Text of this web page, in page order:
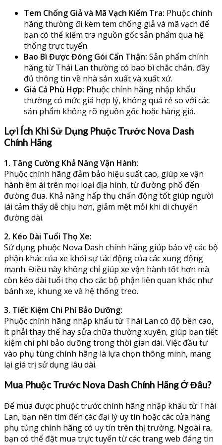
Tem Chống Giả và Mã Vạch Kiểm Tra: Phuộc chính
hãng thường đi kèm tem chống giả và mã vạch để
bạn có thể kiểm tra nguồn gốc sản phẩm qua hệ
thống trực tuyến.
Bao Bì Được Đóng Gói Cẩn Thận: Sản phẩm chính
hãng từ Thái Lan thường có bao bì chắc chắn, đầy
đủ thông tin về nhà sản xuất và xuất xứ.
Giá Cả Phù Hợp: Phuộc chính hãng nhập khẩu
thường có mức giá hợp lý, không quá rẻ so với các
sản phẩm không rõ nguồn gốc hoặc hàng giả.
Lợi Ích Khi Sử Dụng Phuộc Trước Nova Dash
Chính Hãng
1. Tăng Cường Khả Năng Vận Hành:
Phuộc chính hãng đảm bảo hiệu suất cao, giúp xe vận
hành êm ái trên mọi loại địa hình, từ đường phố đến
đường đua. Khả năng hấp thụ chấn động tốt giúp người
lái cảm thấy dễ chịu hơn, giảm mệt mỏi khi di chuyển
đường dài.
2. Kéo Dài Tuổi Thọ Xe:
Sử dụng phuộc Nova Dash chính hãng giúp bảo vệ các bộ
phận khác của xe khỏi sự tác động của các xung động
mạnh. Điều này không chỉ giúp xe vận hành tốt hơn mà
còn kéo dài tuổi thọ cho các bộ phận liên quan khác như
bánh xe, khung xe và hệ thống treo.
3. Tiết Kiệm Chi Phí Bảo Dưỡng:
Phuộc chính hãng nhập khẩu từ Thái Lan có độ bền cao,
ít phải thay thế hay sửa chữa thường xuyên, giúp bạn tiết
kiệm chi phí bảo dưỡng trong thời gian dài. Việc đầu tư
vào phụ tùng chính hãng là lựa chọn thông minh, mang
lại giá trị sử dụng lâu dài.
Mua Phuộc Trước Nova Dash Chính Hãng Ở Đâu?
Để mua được phuộc trước chính hãng nhập khẩu từ Thái
Lan, bạn nên tìm đến các đại lý uy tín hoặc các cửa hàng
phụ tùng chính hãng có uy tín trên thị trường. Ngoài ra,
bạn có thể đặt mua trực tuyến từ các trang web đáng tin